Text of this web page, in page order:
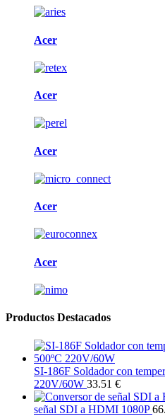
Acer
Acer
Acer
Acer
Acer
Productos Destacados
SI-186F Soldador con
220V/60W 33.51 €
señal SDI a HDMI 1080P